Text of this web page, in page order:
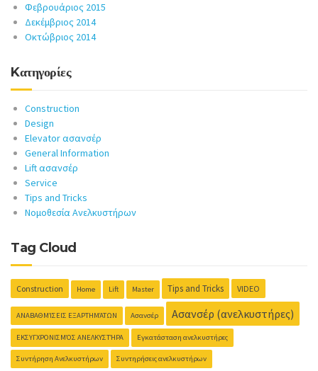
Φεβρουάριος 2015
Δεκέμβριος 2014
Οκτώβριος 2014
Kατηγορίες
Construction
Design
Elevator ασανσέρ
General Information
Lift ασανσέρ
Service
Tips and Tricks
Νομοθεσία Ανελκυστήρων
Tag Cloud
Construction Home Lift Master Tips and Tricks VIDEO
ΑΝΑΒΑΘΜΊΣΕΙΣ ΕΞΑΡΤΗΜΆΤΩΝ Ασανσέρ Ασανσέρ (ανελκυστήρες)
ΕΚΣΥΓΧΡΟΝΙΣΜΌΣ ΑΝΕΛΚΥΣΤΉΡΑ Εγκατάσταση ανελκυστήρες
Συντήρηση Ανελκυστήρων Συντηρήσεις ανελκυστήρων